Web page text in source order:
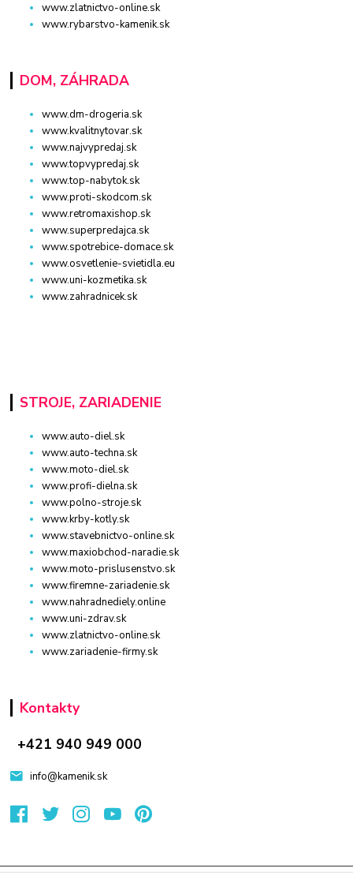
www.zlatnictvo-online.sk
www.rybarstvo-kamenik.sk
DOM, ZÁHRADA
www.dm-drogeria.sk
www.kvalitnytovar.sk
www.najvypredaj.sk
www.topvypredaj.sk
www.top-nabytok.sk
www.proti-skodcom.sk
www.retromaxishop.sk
www.superpredajca.sk
www.spotrebice-domace.sk
www.osvetlenie-svietidla.eu
www.uni-kozmetika.sk
www.zahradnicek.sk
STROJE, ZARIADENIE
www.auto-diel.sk
www.auto-techna.sk
www.moto-diel.sk
www.profi-dielna.sk
www.polno-stroje.sk
www.krby-kotly.sk
www.stavebnictvo-online.sk
www.maxiobchod-naradie.sk
www.moto-prislusenstvo.sk
www.firemne-zariadenie.sk
www.nahradnediely.online
www.uni-zdrav.sk
www.zlatnictvo-online.sk
www.zariadenie-firmy.sk
Kontakty
+421 940 949 000
info@kamenik.sk